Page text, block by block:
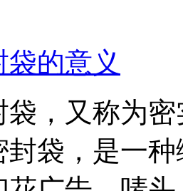
的意义
袋，又称为
封袋，是一